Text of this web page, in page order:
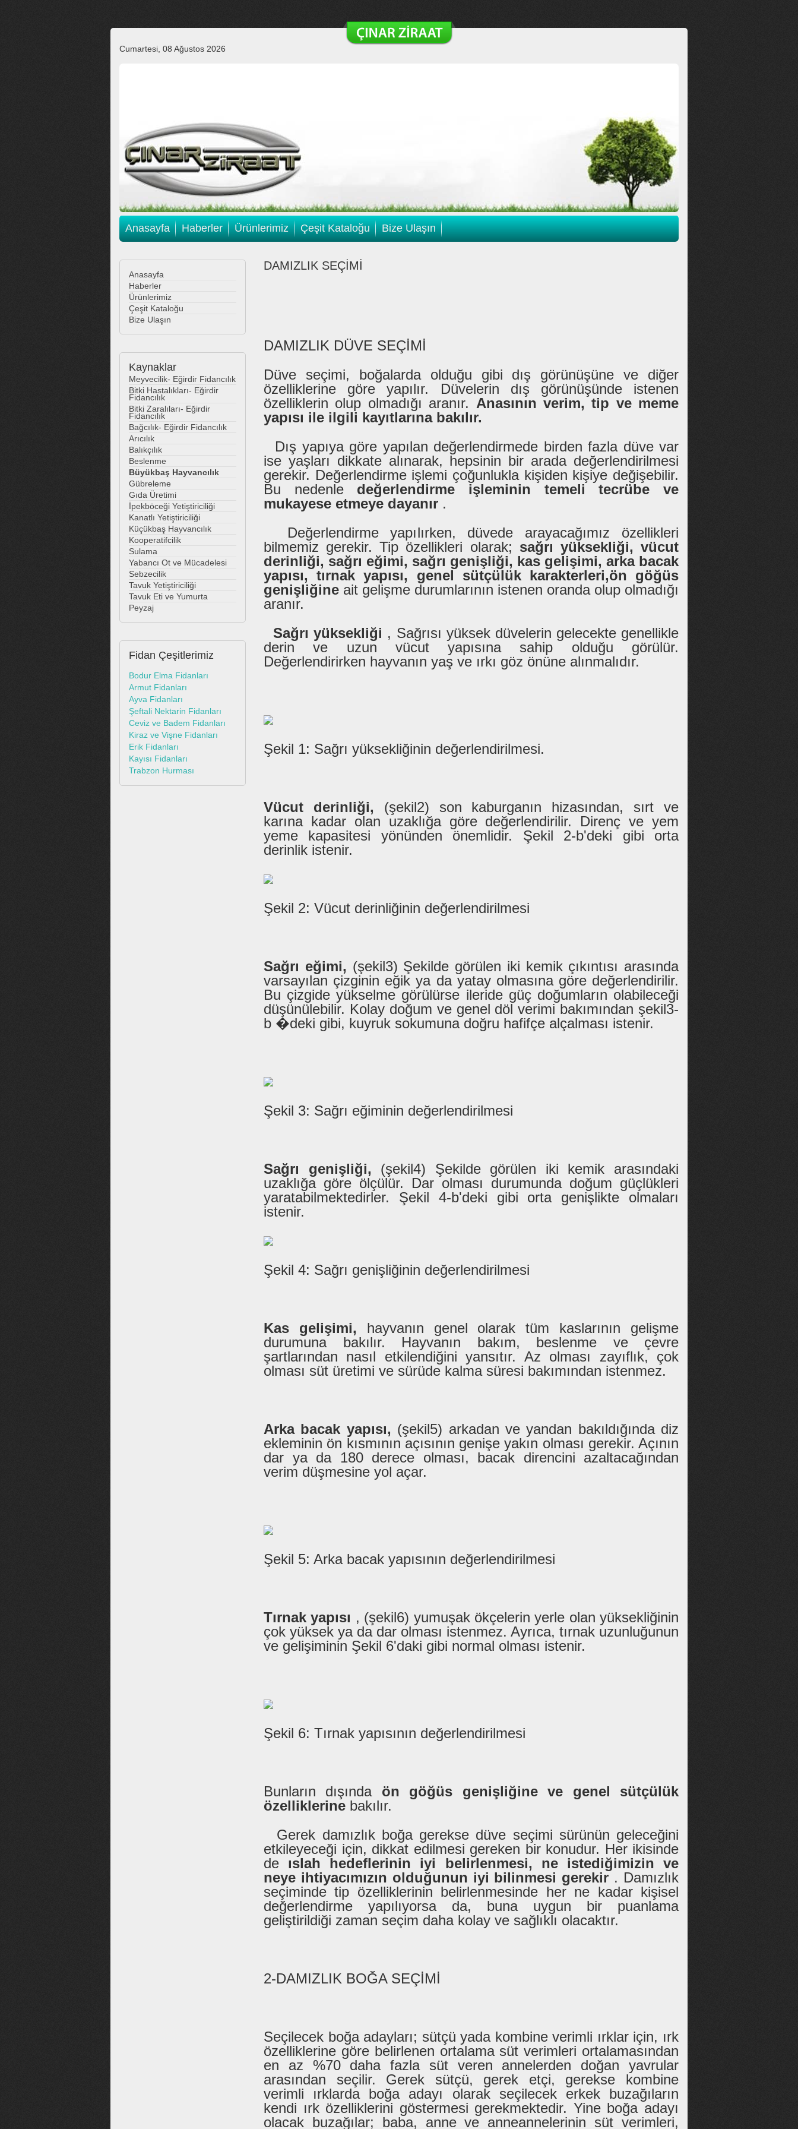
Cumartesi, 08 Ağustos 2026
Anasayfa Haberler Ürünlerimiz Çeşit Kataloğu Bize Ulaşın
DAMIZLIK SEÇİMİ
DAMIZLIK DÜVE SEÇİMİ
Düve seçimi, boğalarda olduğu gibi dış görünüşüne ve diğer
özelliklerine göre yapılır. Düvelerin dış görünüşünde istenen
özelliklerin olup olmadığı aranır. Anasının verim, tip ve meme
yapısı ile ilgili kayıtlarına bakılır.
Dış yapıya göre yapılan değerlendirmede birden fazla düve var
ise yaşları dikkate alınarak, hepsinin bir arada değerlendirilmesi
gerekir. Değerlendirme işlemi çoğunlukla kişiden kişiye değişebilir.
Bu nedenle değerlendirme işleminin temeli tecrübe ve
mukayese etmeye dayanır .
Değerlendirme yapılırken, düvede arayacağımız özellikleri
bilmemiz gerekir. Tip özellikleri olarak; sağrı yüksekliği, vücut
derinliği, sağrı eğimi, sağrı genişliği, kas gelişimi, arka bacak
yapısı, tırnak yapısı, genel sütçülük karakterleri,ön göğüs
genişliğine ait gelişme durumlarının istenen oranda olup olmadığı
aranır.
Sağrı yüksekliği , Sağrısı yüksek düvelerin gelecekte genellikle
derin ve uzun vücut yapısına sahip olduğu görülür.
Değerlendirirken hayvanın yaş ve ırkı göz önüne alınmalıdır.
Şekil 1: Sağrı yüksekliğinin değerlendirilmesi.
Vücut derinliği, (şekil2) son kaburganın hizasından, sırt ve
karına kadar olan uzaklığa göre değerlendirilir. Direnç ve yem
yeme kapasitesi yönünden önemlidir. Şekil 2-b'deki gibi orta
derinlik istenir.
Şekil 2: Vücut derinliğinin değerlendirilmesi
Sağrı eğimi, (şekil3) Şekilde görülen iki kemik çıkıntısı arasında
varsayılan çizginin eğik ya da yatay olmasına göre değerlendirilir.
Bu çizgide yükselme görülürse ileride güç doğumların olabileceği
düşünülebilir. Kolay doğum ve genel döl verimi bakımından şekil3-
b �deki gibi, kuyruk sokumuna doğru hafifçe alçalması istenir.
Şekil 3: Sağrı eğiminin değerlendirilmesi
Sağrı genişliği, (şekil4) Şekilde görülen iki kemik arasındaki
uzaklığa göre ölçülür. Dar olması durumunda doğum güçlükleri
yaratabilmektedirler. Şekil 4-b'deki gibi orta genişlikte olmaları
istenir.
Şekil 4: Sağrı genişliğinin değerlendirilmesi
Kas gelişimi, hayvanın genel olarak tüm kaslarının gelişme
durumuna bakılır. Hayvanın bakım, beslenme ve çevre
şartlarından nasıl etkilendiğini yansıtır. Az olması zayıflık, çok
olması süt üretimi ve sürüde kalma süresi bakımından istenmez.
Arka bacak yapısı, (şekil5) arkadan ve yandan bakıldığında diz
ekleminin ön kısmının açısının genişe yakın olması gerekir. Açının
dar ya da 180 derece olması, bacak direncini azaltacağından
verim düşmesine yol açar.
Şekil 5: Arka bacak yapısının değerlendirilmesi
Tırnak yapısı , (şekil6) yumuşak ökçelerin yerle olan yüksekliğinin
çok yüksek ya da dar olması istenmez. Ayrıca, tırnak uzunluğunun
ve gelişiminin Şekil 6'daki gibi normal olması istenir.
Şekil 6: Tırnak yapısının değerlendirilmesi
Bunların dışında ön göğüs genişliğine ve genel sütçülük
özelliklerine bakılır.
Gerek damızlık boğa gerekse düve seçimi sürünün geleceğini
etkileyeceği için, dikkat edilmesi gereken bir konudur. Her ikisinde
de ıslah hedeflerinin iyi belirlenmesi, ne istediğimizin ve
neye ihtiyacımızın olduğunun iyi bilinmesi gerekir . Damızlık
seçiminde tip özelliklerinin belirlenmesinde her ne kadar kişisel
değerlendirme yapılıyorsa da, buna uygun bir puanlama
geliştirildiği zaman seçim daha kolay ve sağlıklı olacaktır.
2-DAMIZLIK BOĞA SEÇİMİ
Seçilecek boğa adayları; sütçü yada kombine verimli ırklar için, ırk
özelliklerine göre belirlenen ortalama süt verimleri ortalamasından
en az %70 daha fazla süt veren annelerden doğan yavrular
arasından seçilir. Gerek sütçü, gerek etçi, gerekse kombine
verimli ırklarda boğa adayı olarak seçilecek erkek buzağıların
kendi ırk özelliklerini göstermesi gerekmektedir. Yine boğa adayı
olacak buzağılar; baba, anne ve anneannelerinin süt verimleri,
Anasayfa
Haberler
Ürünlerimiz
Çeşit Kataloğu
Bize Ulaşın
Kaynaklar
Meyvecilik- Eğirdir Fidancılık
Bitki Hastalıkları- Eğirdir
Fidancılık
Bitki Zaralıları- Eğirdir
Fidancılık
Bağcılık- Eğirdir Fidancılık
Arıcılık
Balıkçılık
Beslenme
Büyükbaş Hayvancılık
Gübreleme
Gıda Üretimi
İpekböceği Yetiştiriciliği
Kanatlı Yetiştiriciliği
Küçükbaş Hayvancılık
Kooperatifcilik
Sulama
Yabancı Ot ve Mücadelesi
Sebzecilik
Tavuk Yetiştiriciliği
Tavuk Eti ve Yumurta
Peyzaj
Fidan Çeşitlerimiz
Bodur Elma Fidanları
Armut Fidanları
Ayva Fidanları
Şeftali Nektarin Fidanları
Ceviz ve Badem Fidanları
Kiraz ve Vişne Fidanları
Erik Fidanları
Kayısı Fidanları
Trabzon Hurması